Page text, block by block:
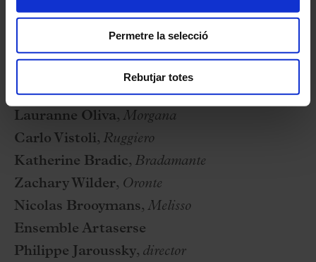
Permetre la selecció
Rebutjar totes
Fitxa artística
Kathryn Lewek,Alcina
Lauranne Oliva, Morgana
Carlo Vistoli, Ruggiero
Katherine Bradic, Bradamante
Zachary Wilder, Oronte
Nicolas Brooymans, Melisso
Ensemble Artaserse
Philippe Jaroussky, director